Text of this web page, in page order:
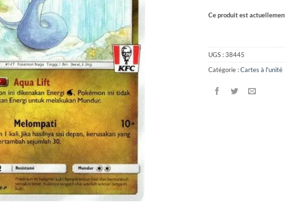
Ce produit est
UGS :38445
Catégorie :Cartes à l'unité